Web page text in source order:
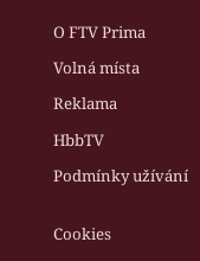
O FTV Prima
Volná místa
Reklama
HbbTV
Podmínky užívání
Cookies